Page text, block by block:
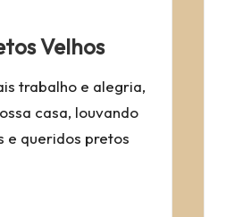
Velhos
trabalho e alegria,
casa, louvando
e queridos pretos